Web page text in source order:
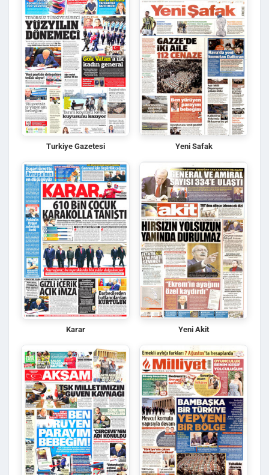
Turkiye Gazetesi Yeni Safak
Karar Yeni Akit